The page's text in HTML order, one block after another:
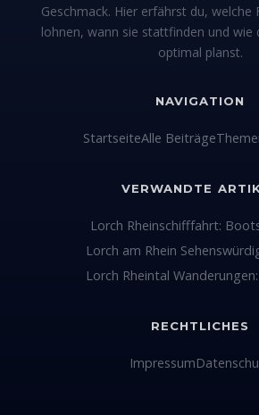
Geschmack. Hier erfährst du, welche
lohnen, wann sie stattfinden und wie
optimal planst.
NAVIGATION
StartseiteAlle Beiträge
VERWANDTE
Lorch Rheinschifffahrt:
Lorch am Rhein
Lorch Rheintal
RECHTLICHES
Impressum